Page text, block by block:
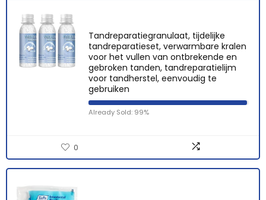
Tandreparatiegranulaat, tijdelijke
tandreparatieset, verwarmbare kralen
voor het vullen van ontbrekende en
gebroken tanden, tandreparatielijm
voor tandherstel, eenvoudig te
gebruiken
Already Sold: 99%
0